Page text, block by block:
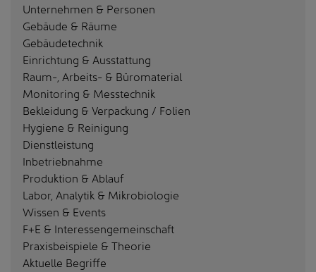
Unternehmen & Personen
Gebäude & Räume
Gebäudetechnik
Einrichtung & Ausstattung
Raum-, Arbeits- & Büromaterial
Monitoring & Messtechnik
Bekleidung & Verpackung / Folien
Hygiene & Reinigung
Dienstleistung
Inbetriebnahme
Produktion & Ablauf
Labor, Analytik & Mikrobiologie
Wissen & Events
F+E & Interessengemeinschaft
Praxisbeispiele & Theorie
Aktuelle Begriffe